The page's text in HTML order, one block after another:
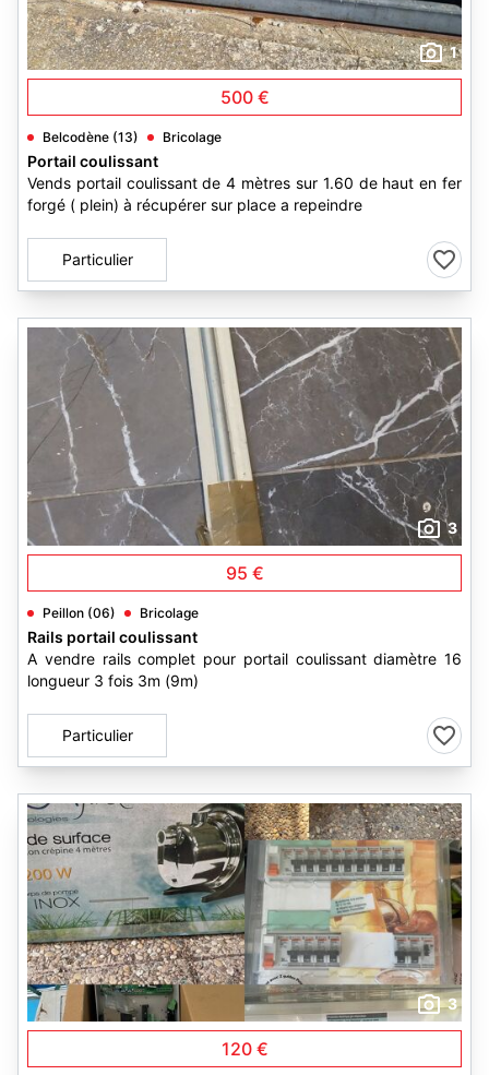
1
500 €
Belcodène (13) Bricolage
Portail coulissant
Vends portail coulissant de 4 mètres sur 1.60 de haut en fer
forgé ( plein) à récupérer sur place a repeindre
Particulier
3
95 €
Peillon (06) Bricolage
Rails portail coulissant
A vendre rails complet pour portail coulissant diamètre 16
longueur 3 fois 3m (9m)
Particulier
3
120 €